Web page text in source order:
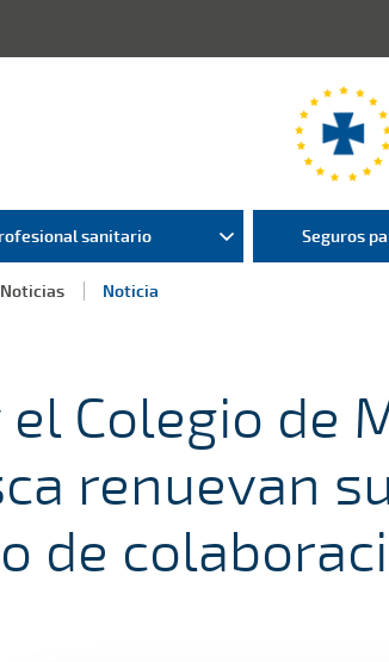
sanitario Seguros
Noticias Noticia
el Colegio de
renuevan
de